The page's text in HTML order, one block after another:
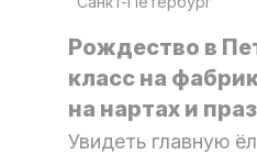
Рождество в
класс на
на нартах и
Увидеть главную